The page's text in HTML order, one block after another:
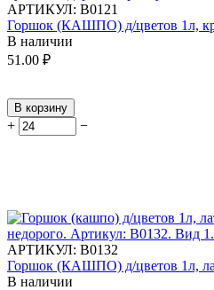
АРТИКУЛ: В0121
Горшок (КАШПО) д/цветов 1л,
В наличии
51.00 ₽
В корзину
+ −
АРТИКУЛ: В0132
Горшок (КАШПО) д/цветов 1л,
В наличии